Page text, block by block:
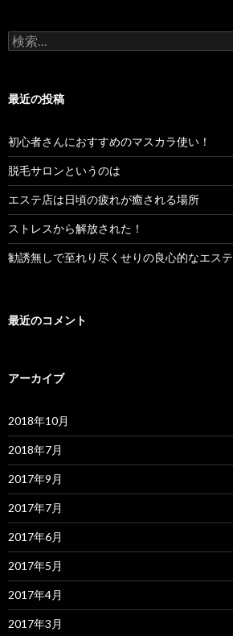
ゲ
シ
ョ
ン
検
索:
最近の投稿
初心者さんにおすすめのマスカラ使い！
脱毛サロンというのは
エステ店は日頃の疲れが癒される場所
ストレスから解放された！
勧誘無しで至れり尽くせりの良心的なエステ
最近のコメント
アーカイブ
2018年10月
2018年7月
2017年9月
2017年7月
2017年6月
2017年5月
2017年4月
2017年3月